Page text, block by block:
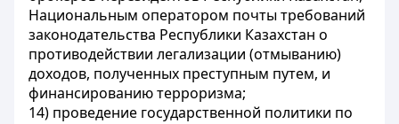
Национальным оператором почты требований
законодательства Республики Казахстан о
противодействии легализации (отмыванию)
доходов, полученных преступным путем, и
финансированию терроризма;
14) проведение государственной политики по